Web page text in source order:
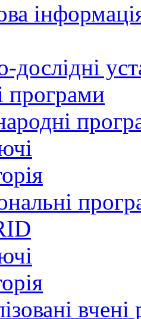
дослідні
програми
вчені